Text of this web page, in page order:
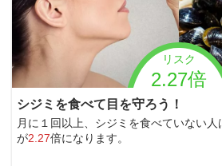
リスク
2.27倍
シジミを食べて目を守ろう！
月に１回以上、シジミを食べていない
が2.27倍になります。